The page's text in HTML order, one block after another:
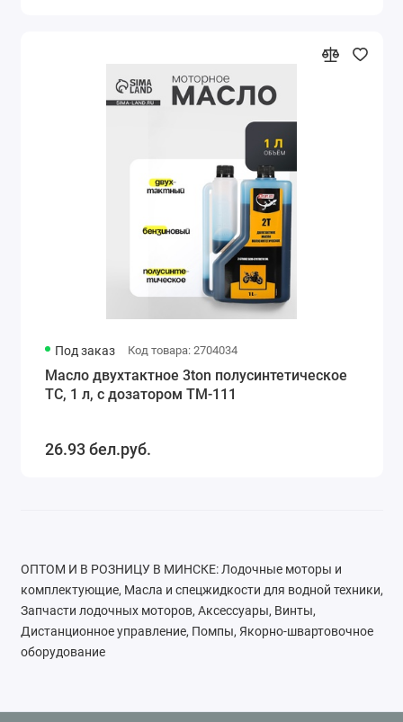
Под заказ Код товара: 2704034
Масло двухтактное 3ton полусинтетическое
ТС, 1 л, с дозатором ТМ-111
26.93 бел.руб.
ОПТОМ И В РОЗНИЦУ В МИНСКЕ: Лодочные моторы и
комплектующие, Масла и спецжидкости для водной техники,
Запчасти лодочных моторов, Аксессуары, Винты,
Дистанционное управление, Помпы, Якорно-швартовочное
оборудование